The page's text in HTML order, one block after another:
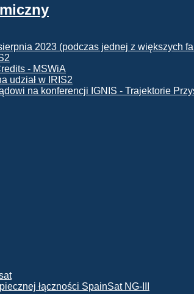
udział w IRIS2
łączności SpainSat NG-III